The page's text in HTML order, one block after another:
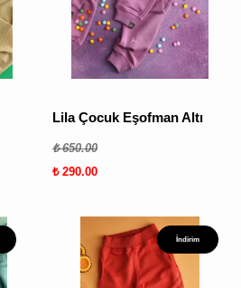
Lila Çocuk Eşofman Altı
₺ 650.00
₺ 290.00
İndirim